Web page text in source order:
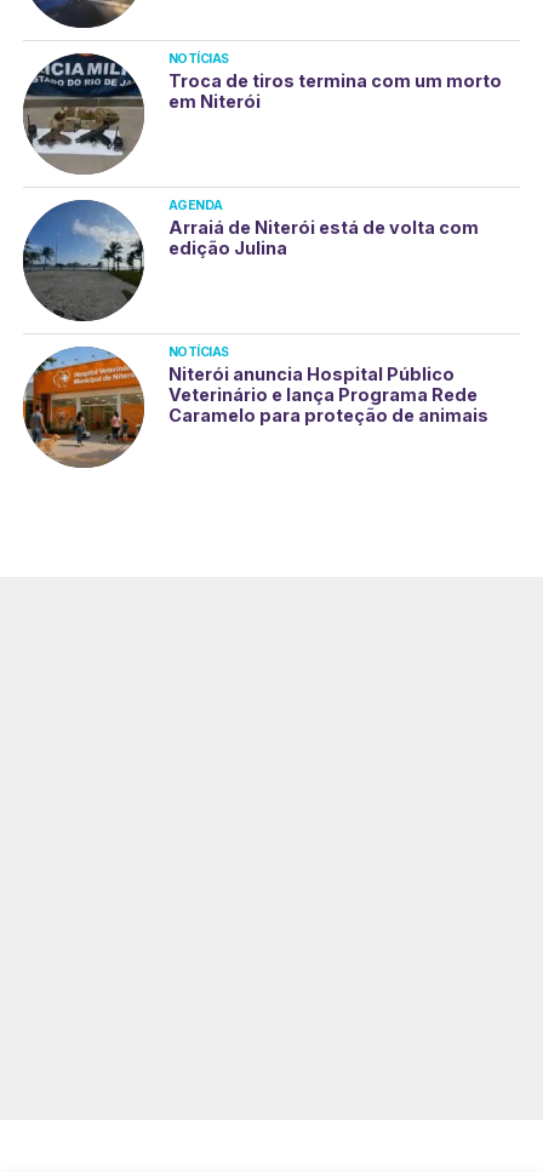
NOTÍCIAS
Troca de tiros termina com um morto
em Niterói
AGENDA
Arraiá de Niterói está de volta com
edição Julina
NOTÍCIAS
Niterói anuncia Hospital Público
Veterinário e lança Programa Rede
Caramelo para proteção de animais